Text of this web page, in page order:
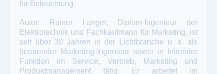
für Beleuchtung.
Autor: Rainer Langer, Diplom-Ingenieur der
Elektrotechnik und Fachkaufmann für Marketing, ist
seit über 30 Jahren in der Lichtbranche u. a. als
beratender Marketing-Ingenieur sowie in leitender
Funktion im Service, Vertrieb, Marketing und
Produktmanagement tätig. Er arbeitet im